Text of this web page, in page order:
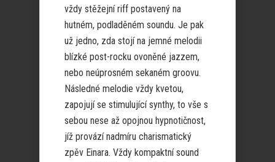
vždy stěžejní riff postavený na
hutném, podladěném soundu. Je pak
už jedno, zda stojí na jemné melodii
blízké post-rocku ovoněné jazzem,
nebo neúprosném sekaném groovu.
Následné melodie vždy kvetou,
zapojují se stimulující synthy, to vše s
sebou nese až opojnou hypnotičnost,
jíž provází nadmíru charismatický
zpěv Einara. Vždy kompaktní sound